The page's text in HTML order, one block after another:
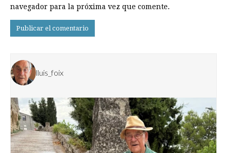
navegador para la próxima vez que comente.
lluis_foix